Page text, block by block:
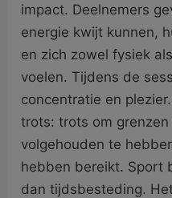
impact. Deelnemers
energie kwijt kunnen,
en zich zowel fysiek
voelen. Tijdens de
concentratie en
trots: trots om
volgehouden te
hebben bereikt. Sport
dan tijdsbesteding.